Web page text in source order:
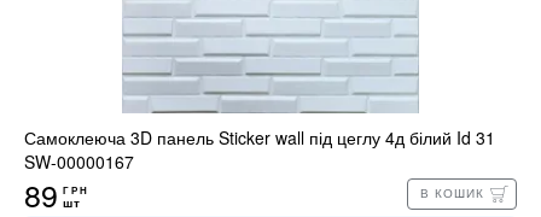
Самоклеюча 3D панель Sticker wall під цеглу 4д білий Id 31
SW-00000167
89 ГРН
шт
В КОШИК